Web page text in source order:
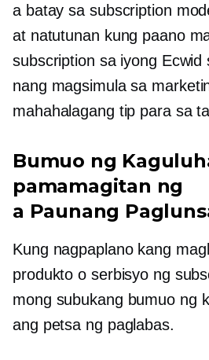
a batay sa subscription
at natutunan kung paano
subscription sa iyong Ecwid
nang magsimula sa
mahahalagang tip para sa
Bumuo ng
pamamagitan ng
a Paunang
Kung nagpaplano kang
produkto o serbisyo ng
mong subukang bumuo ng
ang petsa ng paglabas.